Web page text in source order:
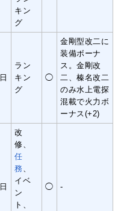
キン
グ
日
ラン
キン
グ
◯
金剛型改二に
装備ボーナ
ス。金剛改
二、榛名改二
のみ水上電探
混載で火力ボ
ーナス(+2)
日
改
修、
任
務
イベ
ン
ト、
◯ -